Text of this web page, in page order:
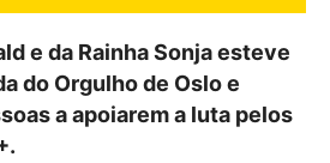
e da Rainha Sonja esteve
do Orgulho de Oslo e
a apoiarem a luta pelos